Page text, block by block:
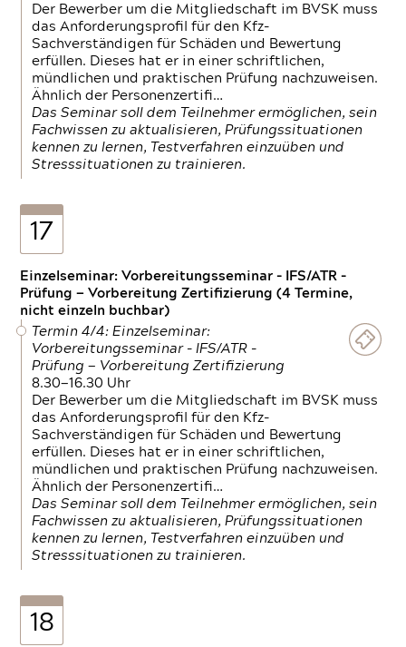
Der Bewerber um die Mitgliedschaft im BVSK muss
das Anforderungsprofil für den Kfz-
Sachverständigen für Schäden und Bewertung
erfüllen. Dieses hat er in einer schriftlichen,
mündlichen und praktischen Prüfung nachzuweisen.
Ähnlich der Personenzertifi…
Das Seminar soll dem Teilnehmer ermöglichen, sein
Fachwissen zu aktualisieren, Prüfungssituationen
kennen zu lernen, Testverfahren einzuüben und
Stresssituationen zu trainieren.
17
Einzelseminar: Vorbereitungsseminar - IFS/ATR -
Prüfung — Vorbereitung Zertifizierung (4 Termine,
nicht einzeln buchbar)
Termin 4/4: Einzelseminar:
Vorbereitungsseminar - IFS/ATR -
Prüfung — Vorbereitung Zertifizierung
8.30—16.30 Uhr
Der Bewerber um die Mitgliedschaft im BVSK muss
das Anforderungsprofil für den Kfz-
Sachverständigen für Schäden und Bewertung
erfüllen. Dieses hat er in einer schriftlichen,
mündlichen und praktischen Prüfung nachzuweisen.
Ähnlich der Personenzertifi…
Das Seminar soll dem Teilnehmer ermöglichen, sein
Fachwissen zu aktualisieren, Prüfungssituationen
kennen zu lernen, Testverfahren einzuüben und
Stresssituationen zu trainieren.
18